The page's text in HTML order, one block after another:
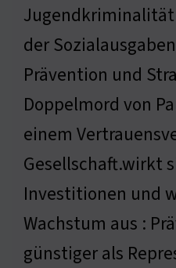
der
Prävention und
Doppelmord von
einem
Gesellschaft.wirkt
Investitionen und
Wachstum aus :
günstiger als